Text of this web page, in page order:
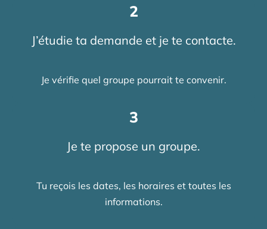
2
J’étudie ta demande et je te contacte.
Je vérifie quel groupe pourrait te convenir.
3
Je te propose un groupe.
Tu reçois les dates, les horaires et toutes les
informations.